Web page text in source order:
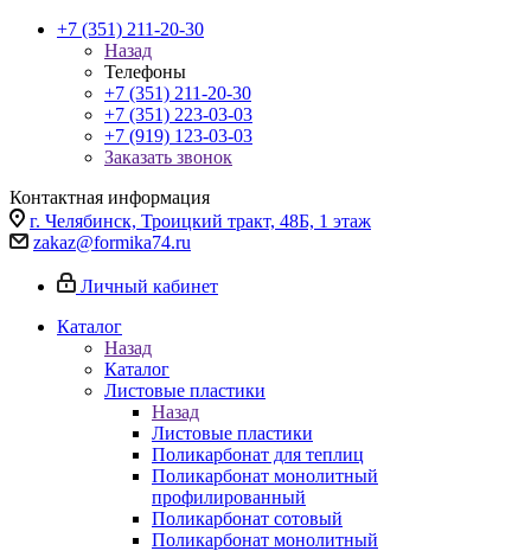
+7 (351) 211-20-30
Назад
Телефоны
+7 (351) 211-20-30
+7 (351) 223-03-03
+7 (919) 123-03-03
Заказать звонок
Контактная информация
г. Челябинск, Троицкий тракт, 48Б, 1 этаж
zakaz@formika74.ru
Личный кабинет
Каталог
Назад
Каталог
Листовые пластики
Назад
Листовые пластики
Поликарбонат для теплиц
Поликарбонат монолитный
профилированный
Поликарбонат сотовый
Поликарбонат монолитный